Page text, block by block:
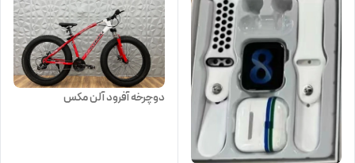
دوچرخه آفرود آلن مکس